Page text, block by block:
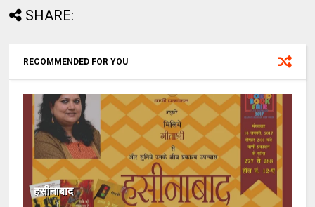
SHARE:
RECOMMENDED FOR YOU
हसीनाबाद